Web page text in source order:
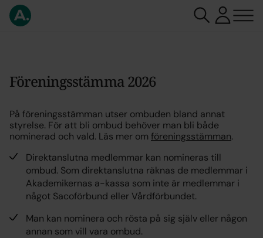
Föreningsstämma 2026
På föreningsstämman utser ombuden bland annat
styrelse. För att bli ombud behöver man bli både
nominerad och vald. Läs mer om föreningsstämman.
Direktanslutna medlemmar kan nomineras till
ombud. Som direktanslutna räknas de medlemmar i
Akademikernas a-kassa som inte är medlemmar i
något Sacoförbund eller Vårdförbundet.
Man kan nominera och rösta på sig själv eller någon
annan som vill vara ombud.